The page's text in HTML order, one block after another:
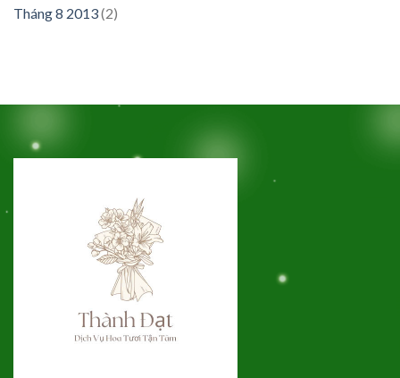
Tháng 8 2013(2)